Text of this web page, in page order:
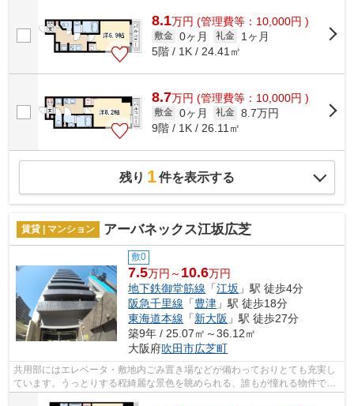
8.1万円 (管理費等：10,000円 )
敷金 0ヶ月 礼金
1ヶ月
5階 / 1K / 24.41㎡
8.7万円 (管理費等：10,000円 )
敷金 0ヶ月 礼金 8.7万円
9階 / 1K / 26.11㎡
残り 1件を表示する
賃貸 | マンション アーバネックス江坂広芝
敷0
7.5万円～ 10.6万円
地下鉄御堂筋線 「江坂 」駅 徒歩4分
阪急千里線 「豊津 」駅 徒歩18分
東海道本線 「新大阪 」駅 徒歩27分
築9年 / 25.07㎡～36.12㎡
大阪府吹田市広芝町
共用部にはエレベータ・敷地内ごみ置き場などが備わっておりとても充実し
ています。うっとりする程綺麗な景色を眺められる、誰もが憧れる物件で